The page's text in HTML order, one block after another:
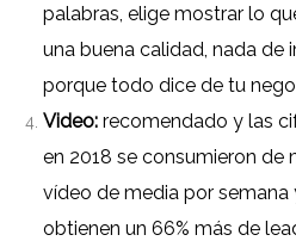
palabras, elige mostrar lo
una buena calidad, nada de
porque todo dice de tu
Video: recomendado y las
en 2018 se consumieron de
vídeo de media por
obtienen un 66% más de